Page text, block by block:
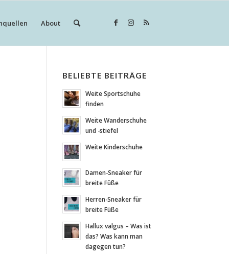
About
BELIEBTE BEITRÄGE
Weite Sportschuhe
finden
Weite Wanderschuhe
und -stiefel
Weite Kinderschuhe
Damen-Sneaker für
breite Füße
Herren-Sneaker für
breite Füße
Hallux valgus – Was ist
das? Was kann man
dagegen tun?